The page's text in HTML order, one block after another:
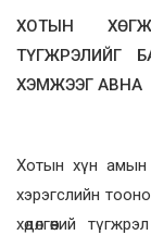
ХОТЫН
ТҮГЖРЭЛИЙГ
ХЭМЖЭЭГ АВНА
Хотын хүн амын
хэрэгслийн
хөдөлгөөний